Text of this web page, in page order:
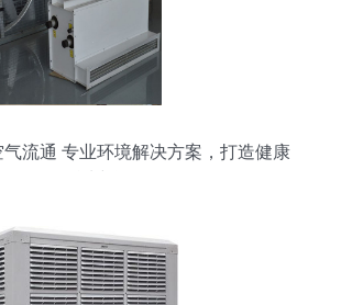
流通 专业环境解决方案，打造健康